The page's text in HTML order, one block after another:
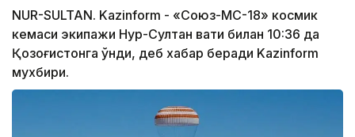
NUR-SULTAN. Kazinform - «Союз-МС-18» космик
кемаси экипажи Нур-Султан вақти билан 10:36 да
Қозоғистонга қўнди, деб хабар беради Kazinform
мухбири.